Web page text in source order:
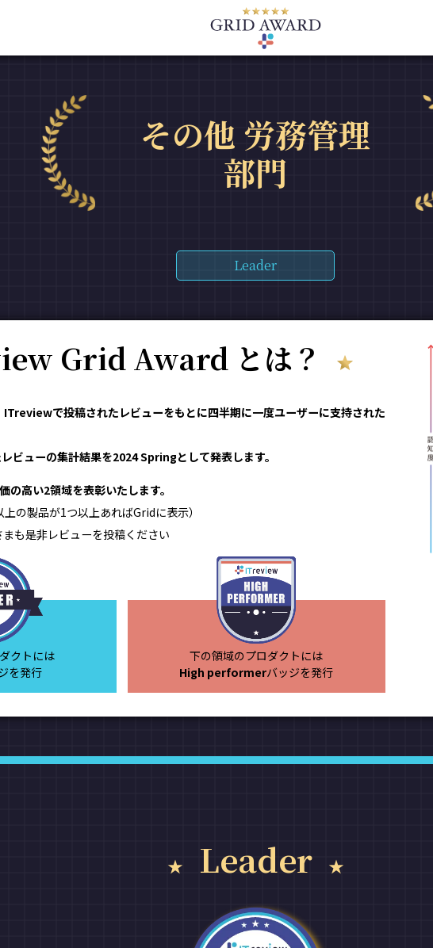
その他 労務管理
部門
Leader
Grid Award とは？
で投稿されたレビューをもとに四半期に一度ユーザーに支持された
ビューの集計結果を2024 Springとして発表します。
高い2領域を表彰いたします。
上の製品が1つ以上あればGridに表示）
も是非レビューを投稿ください
クトには
を発行
下の領域のプロダクトには
High performerバッジを発行
Leader